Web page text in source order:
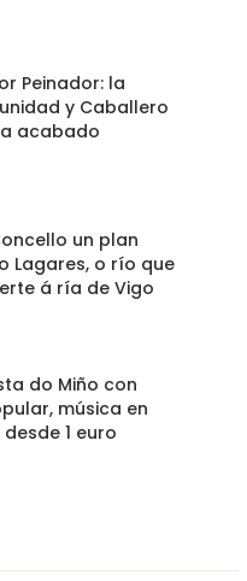
Peinador: la
y Caballero
acabado
un plan
Lagares, o río que
á ría de Vigo
do Miño con
música en
1 euro